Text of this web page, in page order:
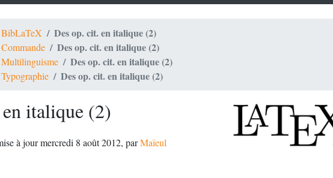
BibLaTeX Des op. cit. en italique (2)
Commande Des op. cit. en italique (2)
Multilinguisme Des op. cit. en italique (2)
Typographie Des op. cit. en italique (2)
en italique (2)
à jour mercredi 8 août 2012, parMaïeul